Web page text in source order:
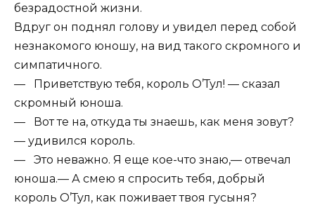
безрадостной жизни.
Вдруг он поднял голову и увидел перед собой
незнакомого юношу, на вид такого скромного и
симпатичного.
— Приветствую тебя, король О’Тул! — сказал
скромный юноша.
— Вот те на, откуда ты знаешь, как меня зовут?
— удивился король.
— Это неважно. Я еще кое-что знаю,— отвечал
юноша.— А смею я спросить тебя, добрый
король О’Тул, как поживает твоя гусыня?